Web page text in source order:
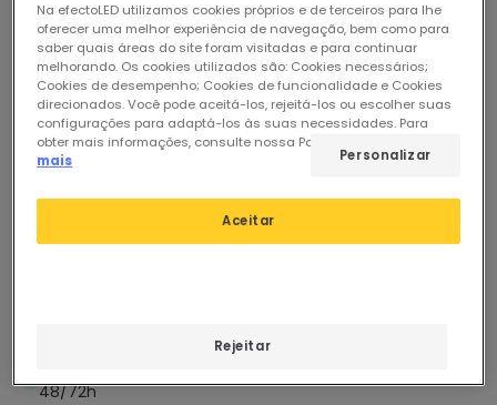
48/72h
9,10 €
Na efectoLED utilizamos cookies próprios e de terceiros para lhe
oferecer uma melhor experiência de navegação, bem como para
saber quais áreas do site foram visitadas e para continuar
melhorando. Os cookies utilizados são: Cookies necessários;
Cookies de desempenho; Cookies de funcionalidade e Cookies
direcionados. Você pode aceitá-los, rejeitá-los ou escolher suas
configurações para adaptá-los às suas necessidades. Para
obter mais informações, consulte nossa Política de Cookies.
mais
Rejeitar
Aceitar
Personalizar